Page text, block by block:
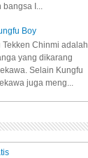
bangsa I...
Boy
Tekken Chinmi adalah
yang dikarang
Selain Kungfu
juga meng...